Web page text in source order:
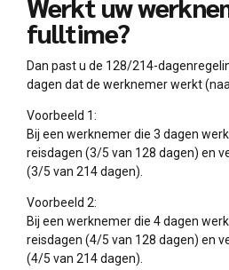
Werkt uw
fulltime?
Dan past u de 128/214-
dagen dat de werknemer werkt
Voorbeeld 1:
Bij een werknemer die 3 dagen
reisdagen (3/5 van 128 dagen) en
(3/5 van 214 dagen).
Voorbeeld 2:
Bij een werknemer die 4 dagen
reisdagen (4/5 van 128 dagen) en
(4/5 van 214 dagen).